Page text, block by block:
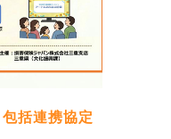
括連携協定